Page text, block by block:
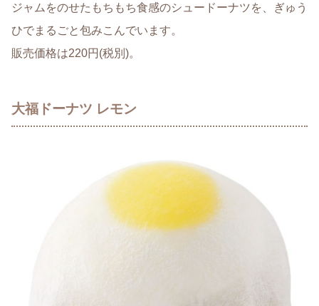
ジャムをのせたもちもち食感のシュードーナツを、ぎゅう
ひでまるごと包みこんでいます。
販売価格は220円(税別)。
大福ドーナツ レモン